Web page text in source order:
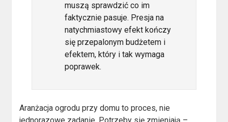
muszą sprawdzić co im
faktycznie pasuje. Presja na
natychmiastowy efekt kończy
się przepalonym budżetem i
efektem, który i tak wymaga
poprawek.
Aranżacja ogrodu przy domu to proces, nie